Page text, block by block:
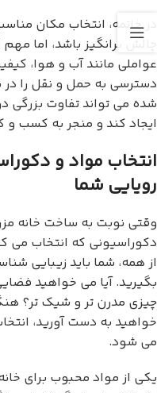
در خاتمه، انتخاب مکان
چالش برانگیز باشد، اما
عواملی مانند آب و هوا،
دسترسی به حمل و نقل را
شده می تواند تفاوت بزرگی
ایجاد کند و منجر به کسب و
انتخاب مواد و
رویایی شما
وقتی نوبت به ساخت خانه
دکوراسیونی که انتخاب می
از همه، شما باید زیبایی
بگیرید. آیا می خواهید
چیزی مدرن تر و شیک تر؟
خواهید به دست آورید،
می شود.
یکی از مواد محبوب برای